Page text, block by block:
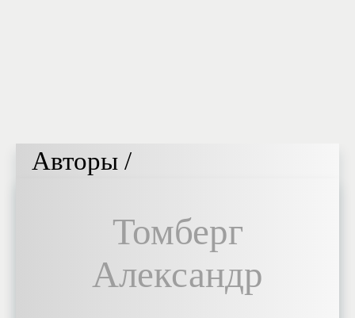
Авторы /
Томберг
Александр